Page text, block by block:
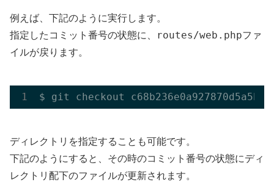
例えば、下記のように実行します。
指定したコミット番号の状態に、
routes/web.phpファ
イルが戻ります。
$ git checkout
ディレクトリを指定することも可能です。
下記のようにすると、その時のコミット番号の状態にディ
レクトリ配下のファイルが更新されます。